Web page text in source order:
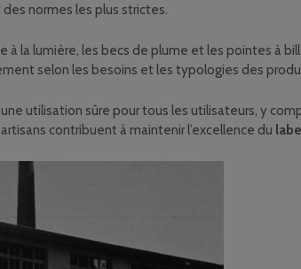
normes les plus strictes.
la lumière, les becs de plume et les pointes à
selon les besoins et les typologies des
utilisation sûre pour tous les utilisateurs, y
contribuent à maintenir l’excellence du